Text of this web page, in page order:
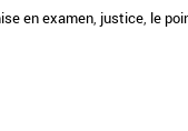
en examen, justice, le